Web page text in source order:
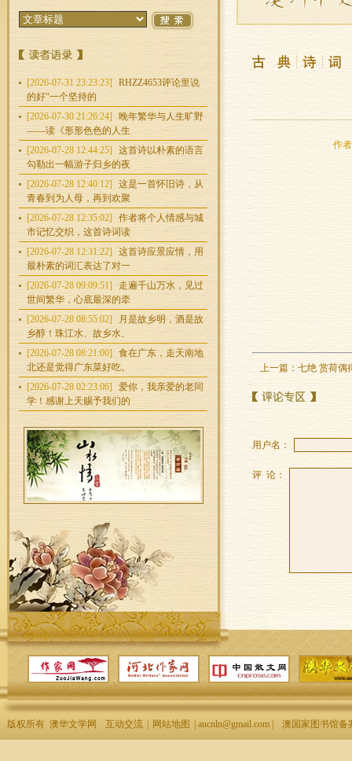
[2026-07-31 23:23:23]
RHZZ4653评论里说
的好“一个坚持的
[2026-07-30 21:26:24]
晚年繁华与人生旷野
——读《形形色色的人生
[2026-07-28 12:44:25]
这首诗以朴素的语言
勾勒出一幅游子归乡的夜
[2026-07-28 12:40:12]
这是一首怀旧诗，从
青春到为人母，再到欢聚
[2026-07-28 12:35:02]
作者将个人情感与城
市记忆交织，这首诗词读
[2026-07-28 12:31:22]
这首诗应景应情，用
最朴素的词汇表达了对一
[2026-07-28 09:09:51]
走遍千山万水，见过
世间繁华，心底最深的牵
[2026-07-28 08:55:02]
月是故乡明，酒是故
乡醇！珠江水、故乡水、
[2026-07-28 08:21:00]
食在广东，走天南地
北还是觉得广东菜好吃。
[2026-07-28 02:23:06]
爱你，我亲爱的老同
学！感谢上天赐予我们的
作
上一篇： 七绝 赏荷偶
用户名：
评 论：
版权所有 澳华文学网 互动交流 网站地图 | aucnln@gmail.com | 澳国家图书馆备